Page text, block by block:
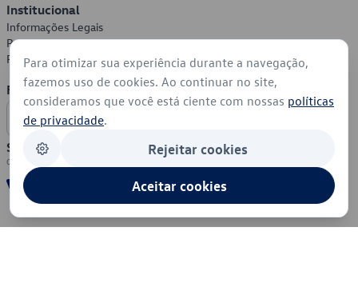
Institucional
Informações Legais
Política de Privacidade
Política de Cookies
Formas de Pagamento
Segurança
Para otimizar sua experiência durante a navegação,
fazemos uso de cookies. Ao continuar no site,
consideramos que você está ciente com nossas políticas
de privacidade.
Rejeitar cookies
Aceitar cookies